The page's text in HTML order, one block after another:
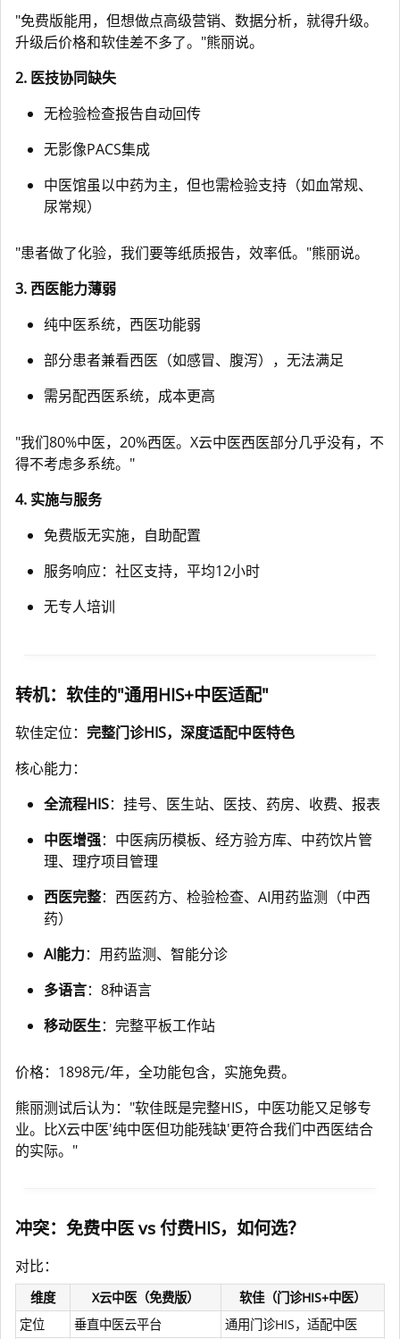
"免费版能用，但想做点高级营销、数据分析，就得升级。
升级后价格和软佳差不多了。"熊丽说。
2. 医技协同缺失
无检验检查报告自动回传
无影像PACS集成
中医馆虽以中药为主，但也需检验支持（如血常规、
尿常规）
"患者做了化验，我们要等纸质报告，效率低。"熊丽说。
3. 西医能力薄弱
纯中医系统，西医功能弱
部分患者兼看西医（如感冒、腹泻），无法满足
需另配西医系统，成本更高
"我们80%中医，20%西医。X云中医西医部分几乎没有，不
得不考虑多系统。"
4. 实施与服务
免费版无实施，自助配置
服务响应：社区支持，平均12小时
无专人培训
转机：软佳的"通用HIS+中医适配"
软佳定位： 完整门诊HIS，深度适配中医特色
核心能力：
全流程HIS：挂号、医生站、医技、药房、收费、报表
中医增强：中医病历模板、经方验方库、中药饮片管
理、理疗项目管理
西医完整：西医药方、检验检查、AI用药监测（中西
药）
AI能力：用药监测、智能分诊
多语言：8种语言
移动医生：完整平板工作站
价格：1898元/年，全功能包含，实施免费。
熊丽测试后认为："软佳既是完整HIS，中医功能又足够专
业。比X云中医'纯中医但功能残缺'更符合我们中西医结合
的实际。"
冲突：免费中医 vs 付费HIS，如何选？
对比：
维度 X云中医（免费版）
软佳（门诊HIS+中医）
定位
垂直中医云平台 通用门诊HIS，适配中医